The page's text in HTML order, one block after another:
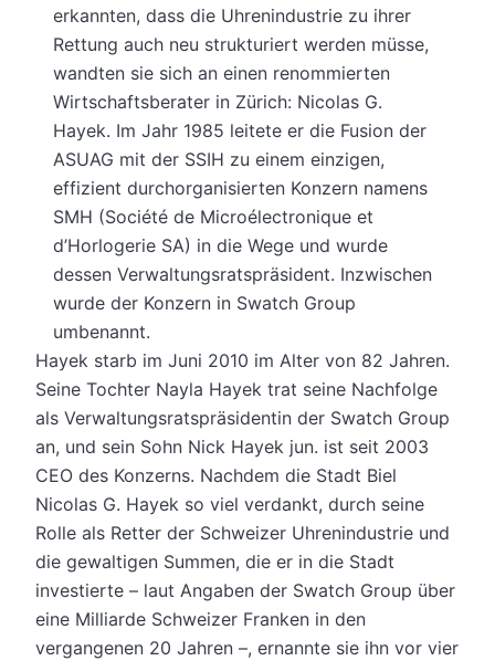
erkannten, dass die Uhrenindustrie zu ihrer
Rettung auch neu strukturiert werden müsse,
wandten sie sich an einen renommierten
Wirtschaftsberater in Zürich: Nicolas G.
Hayek. Im Jahr 1985 leitete er die Fusion der
ASUAG mit der SSIH zu einem einzigen,
effizient durchorganisierten Konzern namens
SMH (Société de Microélectronique et
d’Horlogerie SA) in die Wege und wurde
dessen Verwaltungsratspräsident. Inzwischen
wurde der Konzern in Swatch Group
umbenannt.
Hayek starb im Juni 2010 im Alter von 82 Jahren.
Seine Tochter Nayla Hayek trat seine Nachfolge
als Verwaltungsratspräsidentin der Swatch Group
an, und sein Sohn Nick Hayek jun. ist seit 2003
CEO des Konzerns. Nachdem die Stadt Biel
Nicolas G. Hayek so viel verdankt, durch seine
Rolle als Retter der Schweizer Uhrenindustrie und
die gewaltigen Summen, die er in die Stadt
investierte – laut Angaben der Swatch Group über
eine Milliarde Schweizer Franken in den
vergangenen 20 Jahren –, ernannte sie ihn vor vier